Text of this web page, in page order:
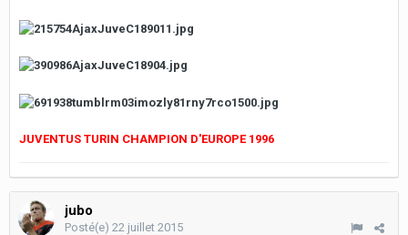
JUVENTUS TURIN CHAMPION D'EUROPE 1996
jubo
Posté(e) 22 juillet 2015